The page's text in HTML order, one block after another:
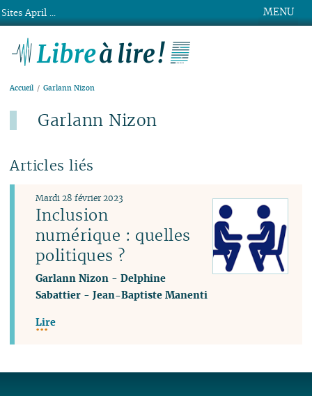
MENU
Accueil Garlann Nizon
Garlann Nizon
Articles liés
Inclusion
numérique : quelles
politiques ?
Mardi 28 février 2023
Garlann Nizon -Delphine
Sabattier -Jean-Baptiste Manenti
Lire
Sites April ...